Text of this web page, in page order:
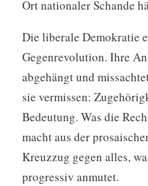
Ort nationaler Schande
Die liberale Demokratie
Gegenrevolution. Ihre
abgehängt und
sie vermissen:
Bedeutung. Was die
macht aus der
Kreuzzug gegen alles,
progressiv anmutet.